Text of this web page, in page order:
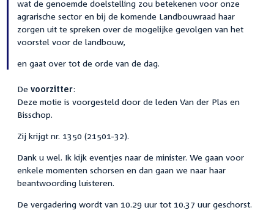
wat de genoemde doelstelling zou betekenen voor onze
agrarische sector en bij de komende Landbouwraad haar
zorgen uit te spreken over de mogelijke gevolgen van het
voorstel voor de landbouw,
en gaat over tot de orde van de dag.
De voorzitter:
Deze motie is voorgesteld door de leden Van der Plas en
Bisschop.
Zij krijgt nr. 1350 (21501-32).
Dank u wel. Ik kijk eventjes naar de minister. We gaan voor
enkele momenten schorsen en dan gaan we naar haar
beantwoording luisteren.
De vergadering wordt van 10.29 uur tot 10.37 uur geschorst.